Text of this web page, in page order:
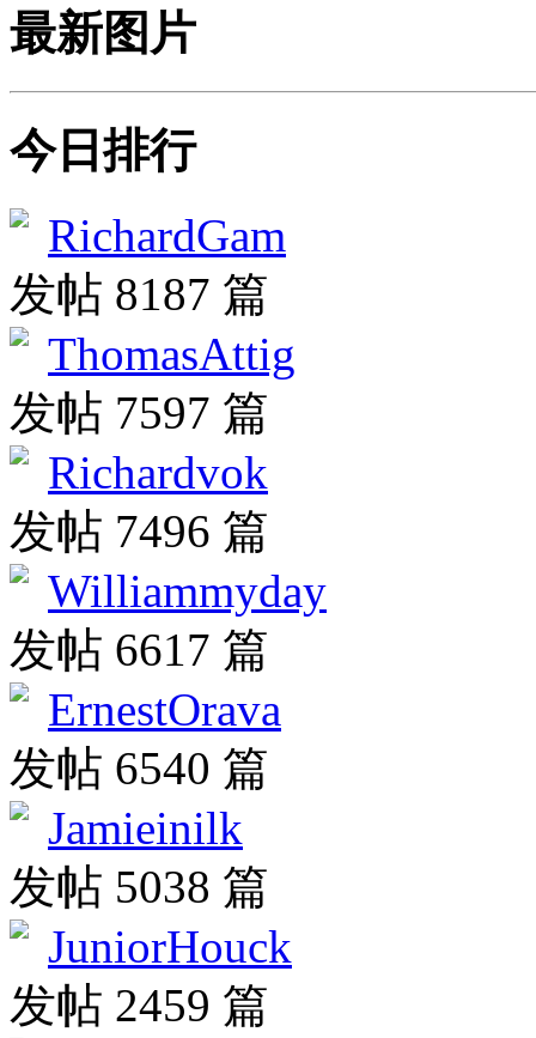
最新图片
今日排行
RichardGam
发帖 8187 篇
ThomasAttig
发帖 7597 篇
Richardvok
发帖 7496 篇
Williammyday
发帖 6617 篇
ErnestOrava
发帖 6540 篇
Jamieinilk
发帖 5038 篇
JuniorHouck
发帖 2459 篇